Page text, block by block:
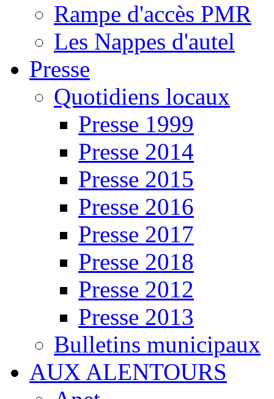
Rampe d'accès PMR
Les Nappes d'autel
Presse
Quotidiens locaux
Presse 1999
Presse 2014
Presse 2015
Presse 2016
Presse 2017
Presse 2018
Presse 2012
Presse 2013
Bulletins municipaux
AUX ALENTOURS